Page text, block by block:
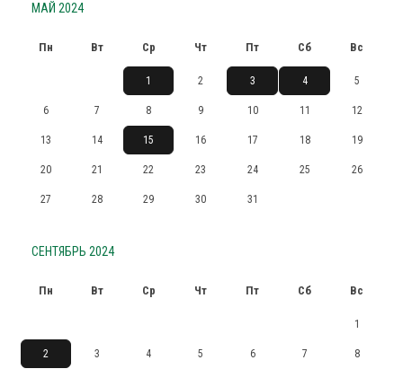
МАЙ 2024
Пн Вт Ср Чт Пт Сб Вс
1 2 3 4 5
6 7 8 9 10 11 12
13 14 15 16 17 18 19
20 21 22 23 24 25 26
27 28 29 30 31
СЕНТЯБРЬ 2024
Пн Вт Ср Чт Пт Сб Вс
1
2 3 4 5 6 7 8